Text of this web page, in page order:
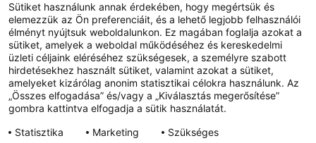
YouTube Facebook
Sütiket használunk annak érdekében, hogy megértsük és
elemezzük az Ön preferenciáit, és a lehető legjobb felhasználói
élményt nyújtsuk weboldalunkon. Ez magában foglalja azokat a
sütiket, amelyek a weboldal működéséhez és kereskedelmi
üzleti céljaink eléréséhez szükségesek, a személyre szabott
hirdetésekhez használt sütiket, valamint azokat a sütiket,
amelyeket kizárólag anonim statisztikai célokra használunk. Az
„Összes elfogadása” és/vagy a „Kiválasztás megerősítése”
gombra kattintva elfogadja a sütik használatát.
Statisztika
Marketing Szükséges